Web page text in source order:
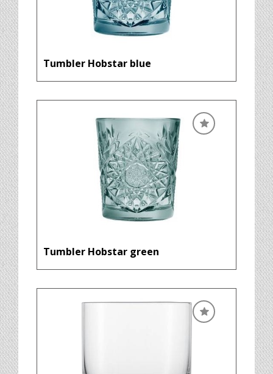
Tumbler Hobstar blue
Tumbler Hobstar green